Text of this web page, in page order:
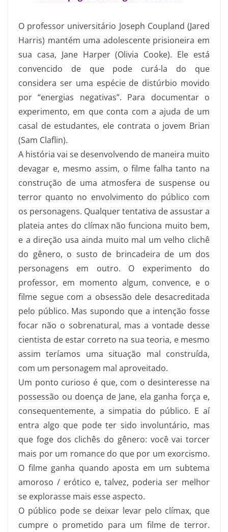
O professor universitário Joseph Coupland (Jared
Harris) mantém uma adolescente prisioneira em
sua casa, Jane Harper (Olivia Cooke). Ele está
convencido de que pode curá-la do que
considera ser uma espécie de distúrbio movido
por “energias negativas”. Para documentar o
experimento, em que conta com a ajuda de um
casal de estudantes, ele contrata o jovem Brian
(Sam Claflin).
A história vai se desenvolvendo de maneira muito
devagar e, mesmo assim, o filme falha tanto na
construção de uma atmosfera de suspense ou
terror quanto no envolvimento do público com
os personagens. Qualquer tentativa de assustar a
plateia antes do clímax não funciona muito bem,
e a direção usa ainda muito mal um velho clichê
do gênero, o susto de brincadeira de um dos
personagens em outro. O experimento do
professor, em momento algum, convence, e o
filme segue com a obsessão dele desacreditada
pelo público. Mas supondo que a intenção fosse
focar não o sobrenatural, mas a vontade desse
cientista de estar correto na sua teoria, e mesmo
assim teríamos uma situação mal construída,
com um personagem mal aproveitado.
Um ponto curioso é que, com o desinteresse na
possessão ou doença de Jane, ela ganha força e,
consequentemente, a simpatia do público. E aí
entra algo que pode ter sido involuntário, mas
que foge dos clichês do gênero: você vai torcer
mais por um romance do que por um exorcismo.
O filme ganha quando aposta em um subtema
amoroso / erótico e, talvez, poderia ser melhor
se explorasse mais esse aspecto.
O público pode se deixar levar pelo clímax, que
cumpre o prometido para um filme de terror.